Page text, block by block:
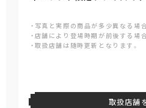
・写真と実際の商品が多少異なる場
・店舗により登場時期が前後する場
・取扱店舗は随時更新となります。
取扱店舗